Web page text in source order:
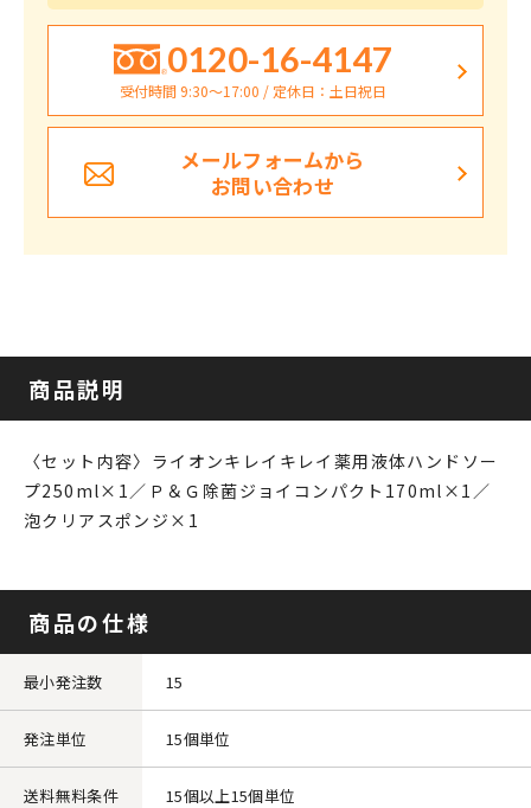
0120-16-4147
受付時間 9:30〜17:00 / 定休日：土日祝日
メールフォームから
お問い合わせ
商品説明
〈セット内容〉ライオンキレイキレイ薬用液体ハンドソー
プ250ml×1／Ｐ＆Ｇ除菌ジョイコンパクト170ml×1／
泡クリアスポンジ×1
商品の仕様
最小発注数 15
発注単位 15個単位
送料無料条件 15個以上15個単位